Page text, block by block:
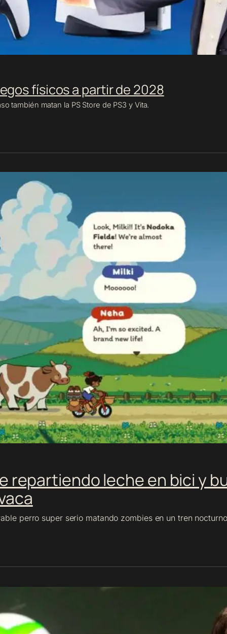
físicos a partir de 2028
también matan la PS Store de PS3 y Vita.
repartiendo leche en bici y
perro super serio matando zombies en un tren